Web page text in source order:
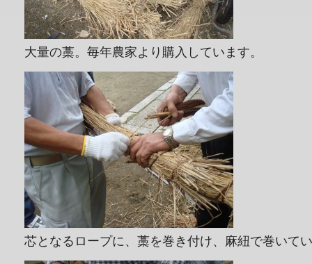
大量の藁。毎年農家より購入しています。
芯となるロープに、藁を巻き付け、麻紐で巻いて